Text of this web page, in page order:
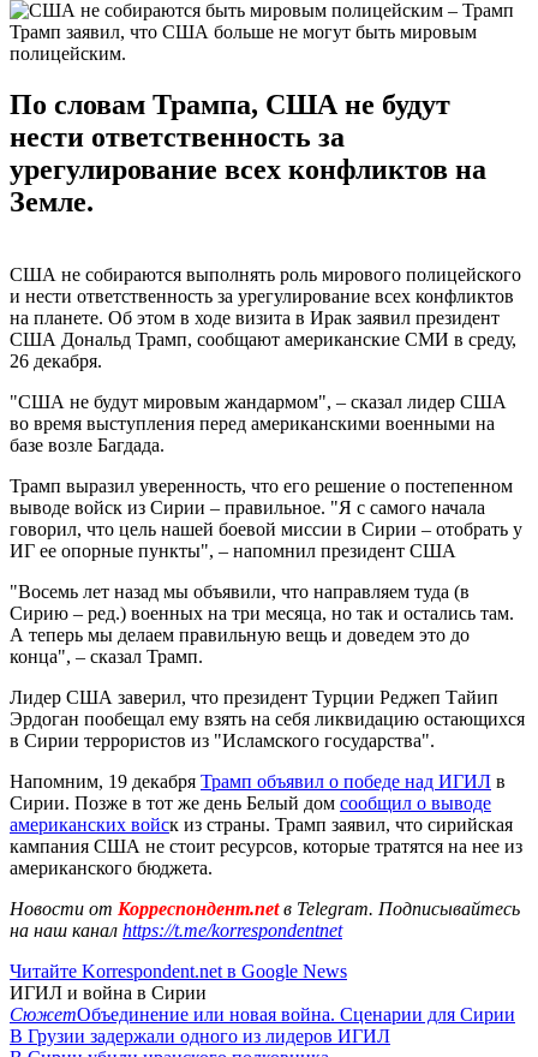
Трамп заявил, что США больше не могут быть мировым
полицейским.
По словам Трампа, США не будут
нести ответственность за
урегулирование всех конфликтов на
Земле.
США не собираются выполнять роль мирового полицейского
и нести ответственность за урегулирование всех конфликтов
на планете. Об этом в ходе визита в Ирак заявил президент
США Дональд Трамп, сообщают американские СМИ в среду,
26 декабря.
"США не будут мировым жандармом", – сказал лидер США
во время выступления перед американскими военными на
базе возле Багдада.
Трамп выразил уверенность, что его решение о постепенном
выводе войск из Сирии – правильное. "Я с самого начала
говорил, что цель нашей боевой миссии в Сирии – отобрать у
ИГ ее опорные пункты", – напомнил президент США
"Восемь лет назад мы объявили, что направляем туда (в
Сирию – ред.) военных на три месяца, но так и остались там.
А теперь мы делаем правильную вещь и доведем это до
конца", – сказал Трамп.
Лидер США заверил, что президент Турции Реджеп Тайип
Эрдоган пообещал ему взять на себя ликвидацию остающихся
в Сирии террористов из "Исламского государства".
Напомним, 19 декабря Трамп объявил о победе над ИГИЛ в
Сирии. Позже в тот же день Белый дом сообщил о выводе
американских войск из страны. Трамп заявил, что сирийская
кампания США не стоит ресурсов, которые тратятся на нее из
американского бюджета.
Новости от Корреспондент.netв Telegram. Подписывайтесь
на наш канал https://t.me/korrespondentnet
Читайте Korrespondent.net в Google News
ИГИЛ и война в Сирии
СюжетОбъединение или новая война. Сценарии для Сирии
В Грузии задержали одного из лидеров ИГИЛ